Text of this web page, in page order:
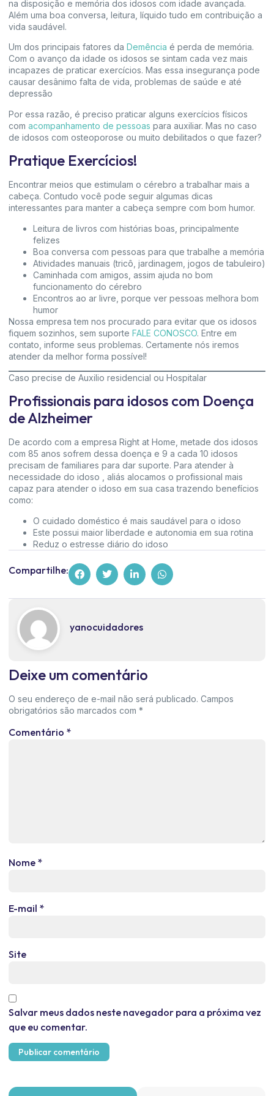
na disposição e memória dos idosos com idade avançada.
Além uma boa conversa, leitura, líquido tudo em contribuição a
vida saudável.
Um dos principais fatores da Demência é perda de memória.
Com o avanço da idade os idosos se sintam cada vez mais
incapazes de praticar exercícios. Mas essa insegurança pode
causar desânimo falta de vida, problemas de saúde e até
depressão
Por essa razão, é preciso praticar alguns exercícios físicos
com acompanhamento de pessoas para auxiliar. Mas no caso
de idosos com osteoporose ou muito debilitados o que fazer?
Pratique Exercícios!
Encontrar meios que estimulam o cérebro a trabalhar mais a
cabeça. Contudo você pode seguir algumas dicas
interessantes para manter a cabeça sempre com bom humor.
Leitura de livros com histórias boas, principalmente
felizes
Boa conversa com pessoas para que trabalhe a memória
Atividades manuais (tricô, jardinagem, jogos de tabuleiro)
Caminhada com amigos, assim ajuda no bom
funcionamento do cérebro
Encontros ao ar livre, porque ver pessoas melhora bom
humor
Nossa empresa tem nos procurado para evitar que os idosos
fiquem sozinhos, sem suporte FALE CONOSCO. Entre em
contato, informe seus problemas. Certamente nós iremos
atender da melhor forma possível!
Caso precise de Auxilio residencial ou Hospitalar
Profissionais para idosos com Doença
de Alzheimer
De acordo com a empresa Right at Home, metade dos idosos
com 85 anos sofrem dessa doença e 9 a cada 10 idosos
precisam de familiares para dar suporte. Para atender à
necessidade do idoso , aliás alocamos o profissional mais
capaz para atender o idoso em sua casa trazendo benefícios
como:
O cuidado doméstico é mais saudável para o idoso
Este possui maior liberdade e autonomia em sua rotina
Reduz o estresse diário do idoso
Compartilhe:
yanocuidadores
Deixe um comentário
O seu endereço de e-mail não será publicado. Campos
obrigatórios são marcados com *
Comentário *
Nome *
E-mail *
Site
Salvar meus dados neste navegador para a próxima vez
que eu comentar.